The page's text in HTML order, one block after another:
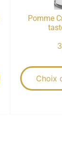
Pomme
Choix